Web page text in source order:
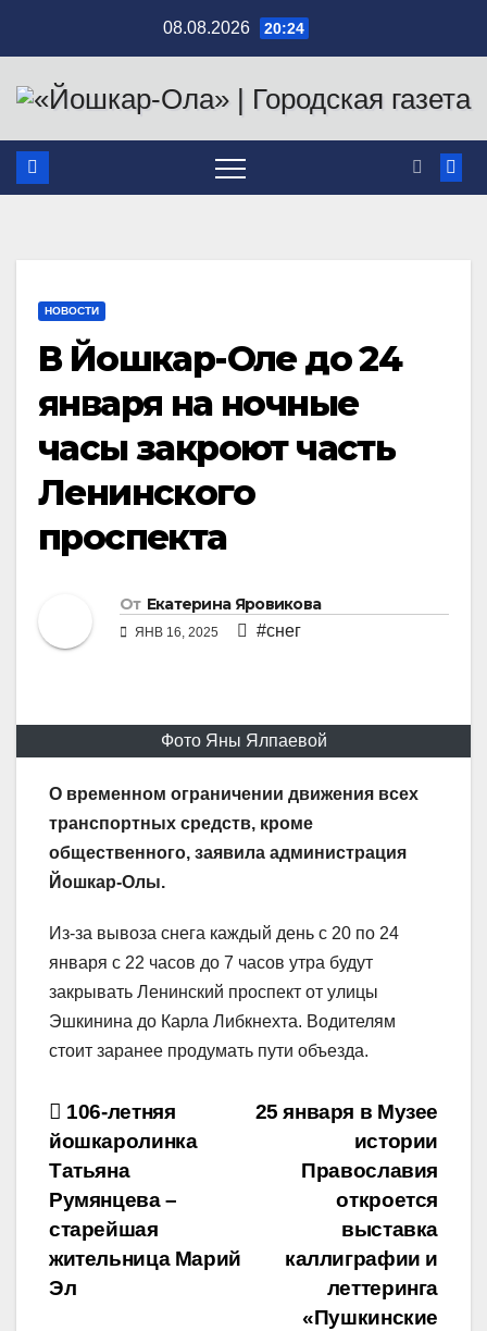
содержимому
08.08.2026 20:24
НОВОСТИ
В Йошкар-Оле до 24
января на ночные
часы закроют часть
Ленинского
проспекта
От Екатерина Яровикова
ЯНВ 16, 2025 #снег
Фото Яны Ялпаевой
О временном ограничении движения всех
транспортных средств, кроме
общественного, заявила администрация
Йошкар-Олы.
Из-за вывоза снега каждый день с 20 по 24
января с 22 часов до 7 часов утра будут
закрывать Ленинский проспект от улицы
Эшкинина до Карла Либкнехта. Водителям
стоит заранее продумать пути объезда.
Навигация
по
записям
25 января в Музее
истории
Православия
откроется
выставка
каллиграфии и
леттеринга
«Пушкинские
106-летняя
йошкаролинка
Татьяна
Румянцева –
старейшая
жительница Марий
Эл